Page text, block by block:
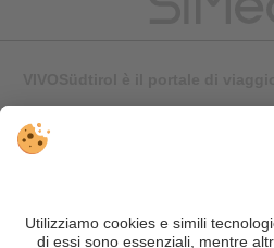
contenuti, si possono verificare